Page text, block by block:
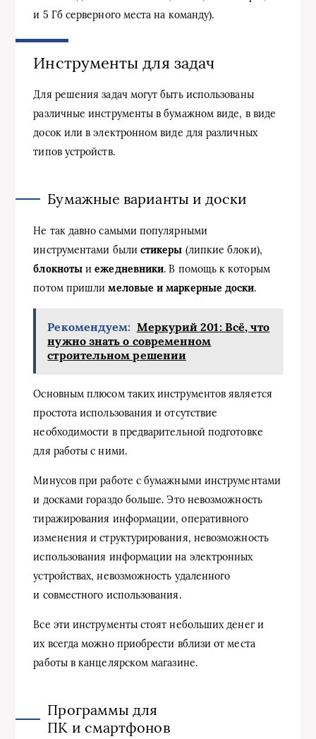
и 5 Гб серверного места на команду).
Инструменты для задач
Для решения задач могут быть использованы
различные инструменты в бумажном виде, в виде
досок или в электронном виде для различных
типов устройств.
Бумажные варианты и доски
Не так давно самыми популярными
инструментами были стикеры (липкие блоки),
блокноты иежедневники. В помощь к которым
потом пришлимеловые и маркерные доски.
Рекомендуем: Меркурий 201: Всё, что
нужно знать о современном
строительном решении
Основным плюсом таких инструментов является
простота использования и отсутствие
необходимости в предварительной подготовке
для работы с ними.
Минусов при работе с бумажными инструментами
и досками гораздо больше. Это невозможность
тиражирования информации, оперативного
изменения и структурирования, невозможность
использования информации на электронных
устройствах, невозможность удаленного
и совместного использования.
Все эти инструменты стоят небольших денег и
их всегда можно приобрести вблизи от места
работы в канцелярском магазине.
Программы для
ПК и смартфонов